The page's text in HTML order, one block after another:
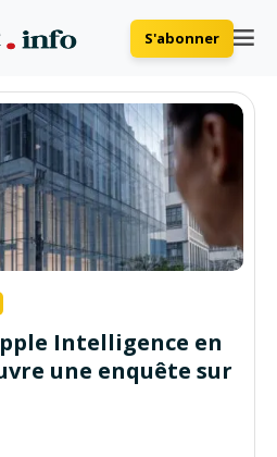
S'abonner
Intelligence en
une enquête sur